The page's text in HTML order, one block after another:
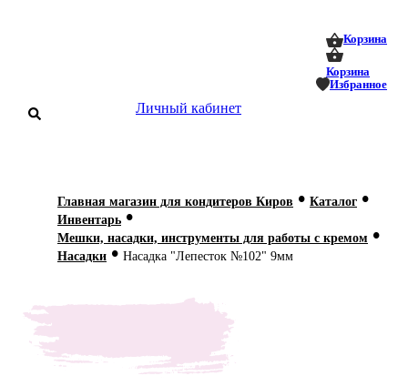
Корзина
Корзина
Избранное
Личный кабинет
О нас
Главная магазин для кондитеров Киров • Каталог •
Инвентарь •
Мешки, насадки, инструменты для работы с кремом •
Насадки • Насадка "Лепесток №102" 9мм